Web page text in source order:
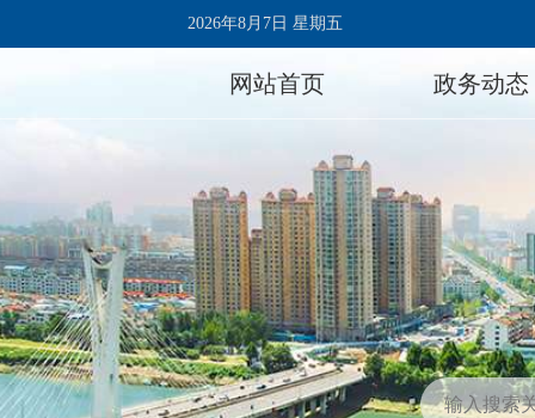
2026年8月7日 星期五
网站首页 政务动态